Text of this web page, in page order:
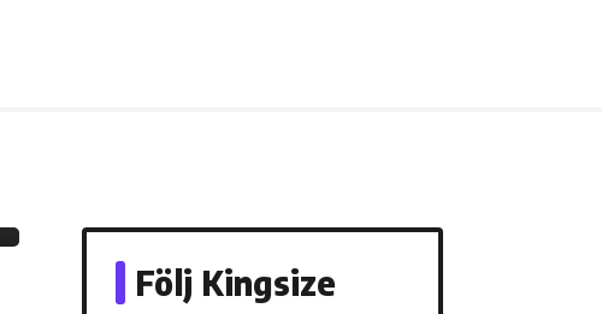
Följ Kingsize